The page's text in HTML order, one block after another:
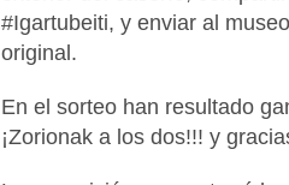
#Igartubeiti, y enviar al
original.
En el sorteo han resultado
¡Zorionak a los dos!!! y